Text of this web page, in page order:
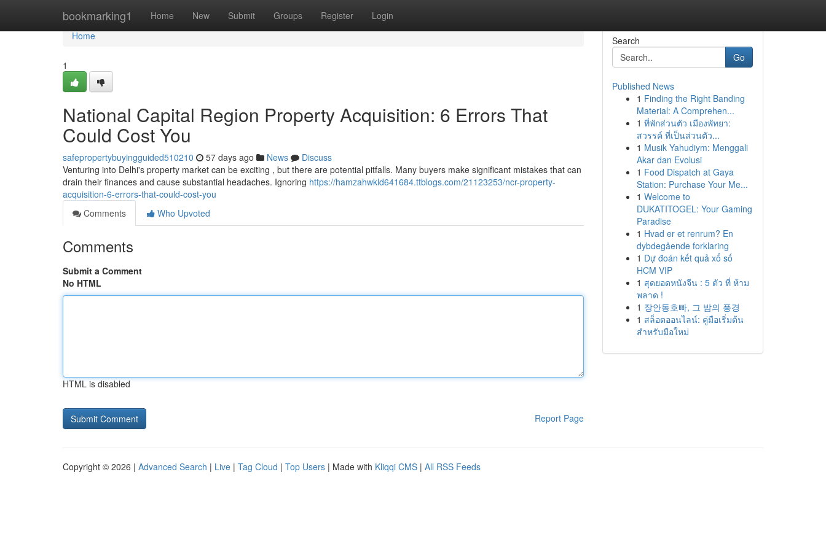
bookmarking1 Home New Submit Groups Register Login
Home
Home
1
National Capital Region Property Acquisition: 6 Errors That
Could Cost You
safepropertybuyingguided510210 57 days ago News
Discuss
Venturing into Delhi's property market can be exciting , but there are potential pitfalls. Many buyers make significant mistakes that can
drain their finances and cause substantial headaches. Ignoring https://hamzahwkld641684.ttblogs.com/21123253/ncr-property-
acquisition-6-errors-that-could-cost-you
Comments
Who Upvoted
Comments
Submit a Comment
No HTML
HTML is disabled
Report Page
Search
Go
Published News
1 Finding the Right Banding
Material: A Comprehen...
1 ที่พักส่วนตัว เมืองพัทยา:
สวรรค์ ที่เป็นส่วนตัว...
1 Musik Yahudiym: Menggali
Akar dan Evolusi
1 Food Dispatch at Gaya
Station: Purchase Your Me...
1 Welcome to
DUKATITOGEL: Your Gaming
Paradise
1 Hvad er et renrum? En
dybdegående forklaring
1 Dự đoán kết quả xổ số
HCM VIP
1 สุดยอดหนังจีน : 5 ตัว ที่ ห้าม
พลาด !
1 장안동호빠, 그 밤의 풍경
1 สล็อตออนไลน์: คู่มือเริ่มต้น
สำหรับมือใหม่
Copyright © 2026 | Advanced Search | Live | Tag Cloud | Top Users | Made with Kliqqi CMS | All RSS Feeds